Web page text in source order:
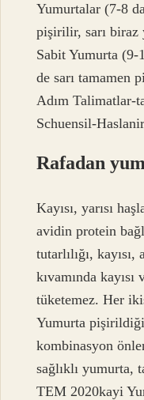
Yumurtalar (7-8
pişirilir, sarı biraz
Sabit Yumurta (9-
de sarı tamamen
Adım Talimatlar-
Schuensil-
Rafadan
Kayısı, yarısı
avidin protein
tutarlılığı,
kıvamında
tüketemez. Her
Yumurta
kombinasyon
sağlıklı yumurta,
TEM 2020kayi